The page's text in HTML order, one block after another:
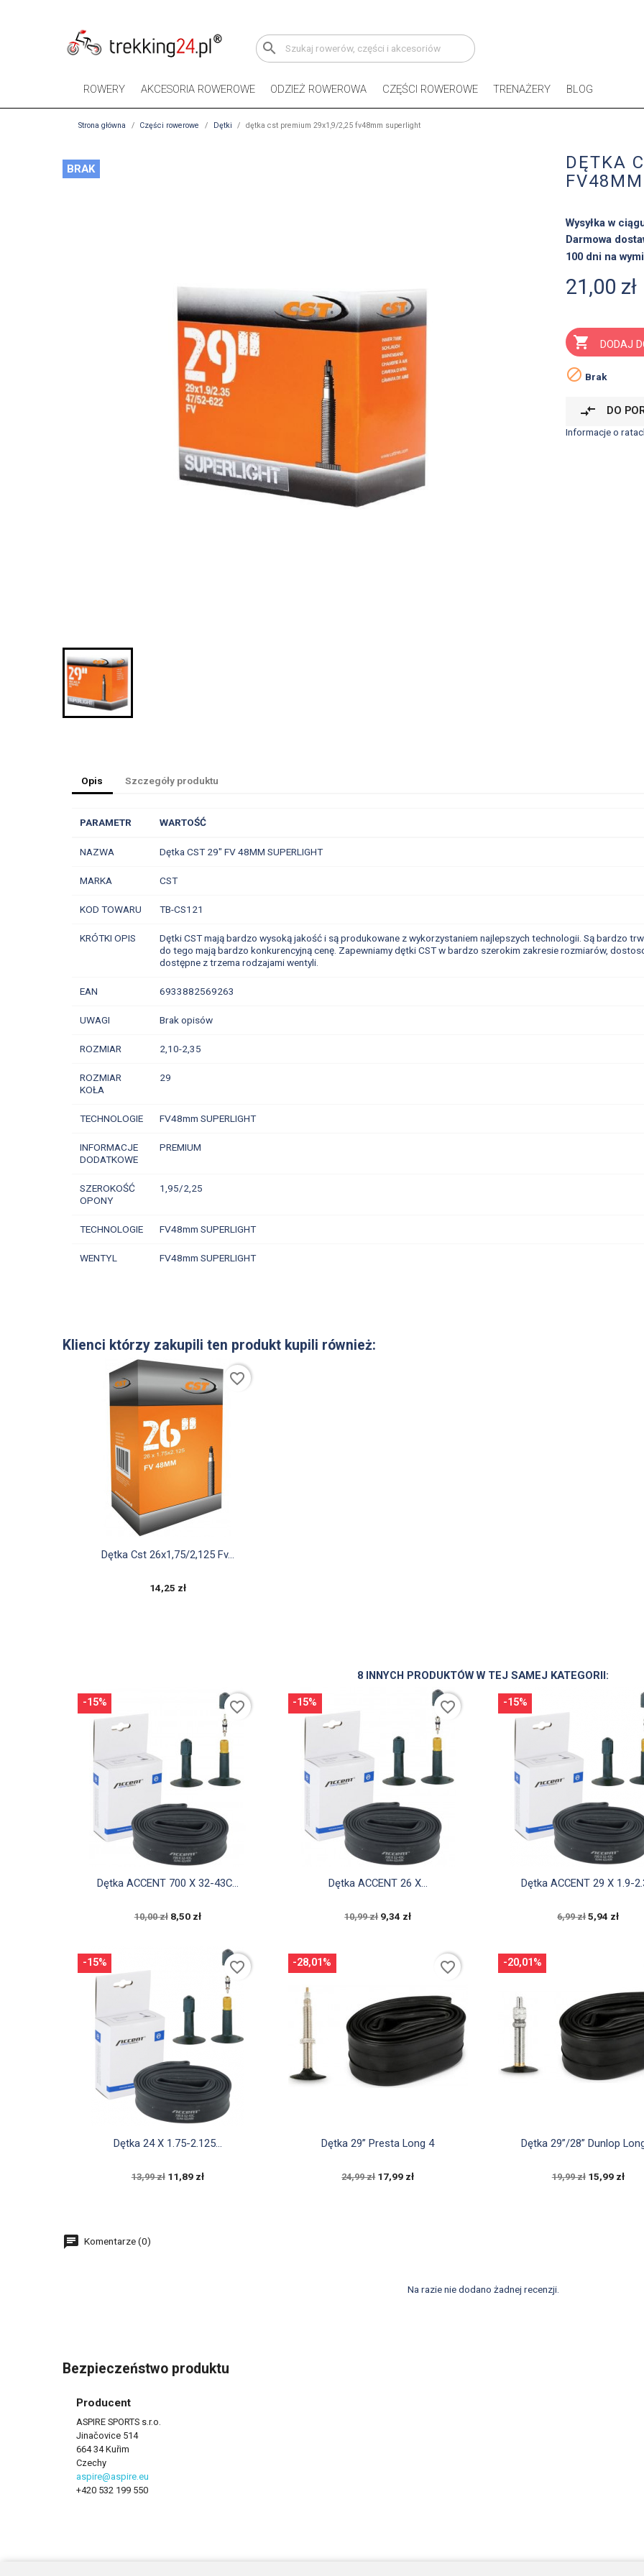
search
ROWERY AKCESORIA ROWEROWE ODZIEŻ ROWEROWA CZĘŚCI ROWEROWE TRENAŻERY BLOG
Strona główna Części rowerowe Dętki dętka cst premium 29x1,9/2,25 fv48mm superlight
BRAK
DĘTKA
Wysyłka w
Darmowa
100 dni na
21,00 zł
 DODAJ
 Brak
compare_arrows DO
Informacje o
Opis Szczegóły produktu
PARAMETR WARTOŚĆ
NAZWA Dętka CST 29" FV 48MM SUPERLIGHT
MARKA CST
KOD TOWARU TB-CS121
KRÓTKI OPIS
Dętki CST mają bardzo wysoką jakość i są produkowane z wykorzystaniem najlepszych technologii. Są bardzo
do tego mają bardzo konkurencyjną cenę. Zapewniamy dętki CST w bardzo szerokim zakresie rozmiarów,
dostępne z trzema rodzajami wentyli.
EAN 6933882569263
UWAGI Brak opisów
ROZMIAR 2,10-2,35
ROZMIAR
KOŁA
29
TECHNOLOGIE FV48mm SUPERLIGHT
INFORMACJE
DODATKOWE
PREMIUM
SZEROKOŚĆ
OPONY
1,95/2,25
TECHNOLOGIE FV48mm SUPERLIGHT
WENTYL FV48mm SUPERLIGHT
Klienci którzy zakupili ten produkt kupili również:
Szybki podgląd
Dętka Cst 26x1,75/2,125 Fv...
14,25 zł
favorite_border
8 INNYCH PRODUKTÓW W TEJ SAMEJ KATEGORII:
Szybki podgląd
Dętka ACCENT 700 X 32-43C...
10,00 zł 8,50 zł
-15% favorite_border
Szybki podgląd
Dętka ACCENT 26 X...
10,99 zł 9,34 zł
-15% favorite_border
Szybki podgląd
Dętka ACCENT 29 X 1.9-
6,99 zł 5,94 zł
-15%
 Szybki podgląd
Dętka 24 X 1.75-2.125...
13,99 zł 11,89 zł
-15% favorite_border
 Szybki podgląd
Dętka 29” Presta Long 4
24,99 zł 17,99 zł
-28,01% favorite_border
Szybki podgląd
Dętka 29”/28” Dunlop
19,99 zł 15,99 zł
-20,01%
Komentarze (0)
Na razie nie dodano żadnej recenzji.
Bezpieczeństwo produktu
Producent
ASPIRE SPORTS s.r.o.
Jinačovice 514
664 34 Kuřim
Czechy
aspire@aspire.eu
+420 532 199 550